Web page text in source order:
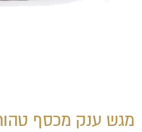
מגש ענק מכסף טהור